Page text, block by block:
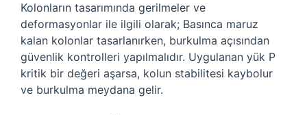
Kolonların tasarımında gerilmeler ve
deformasyonlar ile ilgili olarak; Basınca maruz
kalan kolonlar tasarlanırken, burkulma açısından
güvenlik kontrolleri yapılmalıdır. Uygulanan yük P
kritik bir değeri aşarsa, kolun stabilitesi kaybolur
ve burkulma meydana gelir.